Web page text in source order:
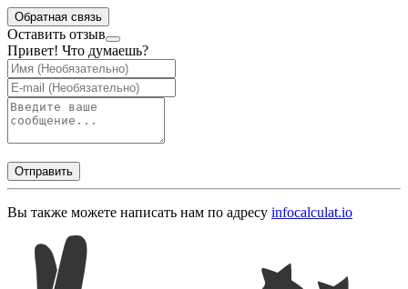
Обратная связь
Оставить отзыв
Привет! Что думаешь?
Отправить
Вы также можете написать нам по адресу infocalculat.io